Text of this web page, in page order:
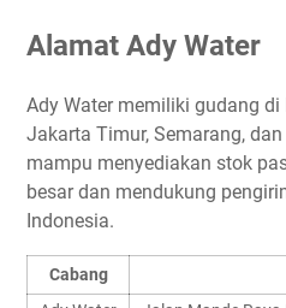
Alamat Ady Water
Ady Water memiliki gudang
Jakarta Timur, Semarang,
mampu menyediakan stok
besar dan mendukung
Indonesia.
Cabang